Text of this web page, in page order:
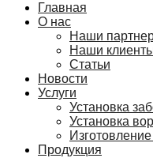
Главная
О нас
Наши
Наши
Статьи
Новости
Услуги
Установка
Установка
Продукция